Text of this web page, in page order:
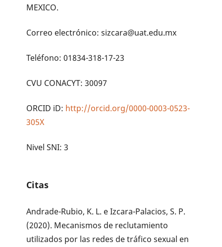
MEXICO.
Correo electrónico: sizcara@uat.edu.mx
Teléfono: 01834-318-17-23
CVU CONACYT: 30097
ORCID iD: http://orcid.org/0000-0003-0523-
305X
Nivel SNI: 3
Citas
Andrade-Rubio, K. L. e Izcara-Palacios, S. P.
(2020). Mecanismos de reclutamiento
utilizados por las redes de tráfico sexual en